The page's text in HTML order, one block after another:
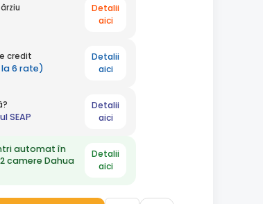
Detalii
aici
credit
la 6 rate)
Detalii
aici
SEAP
Detalii
aici
automat în
camere Dahua
Detalii
aici